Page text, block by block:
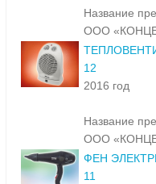
Название
ООО
12
2016 год
Название
ООО
ФЕН
11